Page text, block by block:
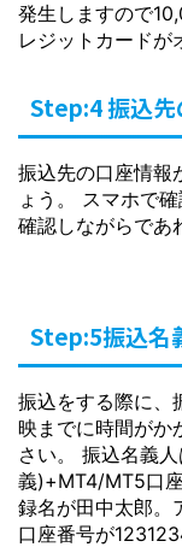
発生しますので
レジットカードが
Step:4 振込先
振込先の口座情報
ょう。 スマホで
確認しながらであ
Step:5振込名
振込をする際に、
映までに時間がか
さい。 振込名義
義)+MT4/MT5口
録名が田中太郎。
口座番号が